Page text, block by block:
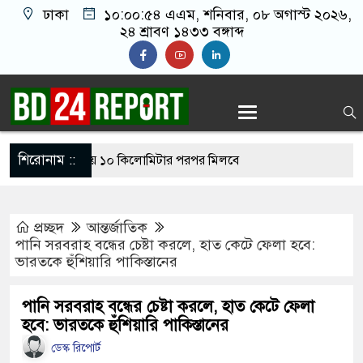
ঢাকা ১০:০০:৫৪ এএম, শনিবার, ০৮ অগাস্ট ২০২৬,
২৪ শ্রাবণ ১৪৩৩ বঙ্গাব্দ
শিরোনাম ::
মোকাবিলায় ১০ কিলোমিটার পরপর মিলবে
দিয়ে সমাজে বিশৃঙ্খলা না ছড়ানোর আহ্বান
আবার হাসিনা কার্ড খেলবেন, এভাবে সম্পর্ক
প্রচ্ছদ
আন্তর্জাতিক
পানি সরবরাহ বন্ধের চেষ্টা করলে, হাত কেটে ফেলা হবে:
ভারতকে হুঁশিয়ারি পাকিস্তানের
পানি সরবরাহ বন্ধের চেষ্টা করলে, হাত কেটে ফেলা
হবে: ভারতকে হুঁশিয়ারি পাকিস্তানের
ডেস্ক রিপোর্ট